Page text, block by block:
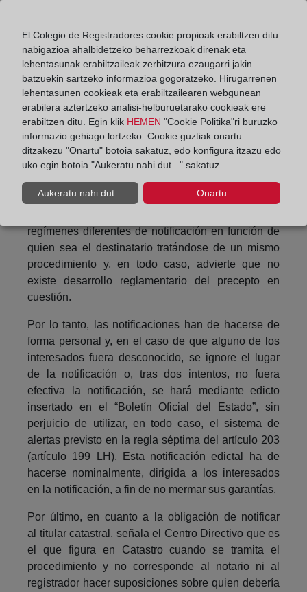
en cualesquiera otros que resulten del expediente.”
En consecuencia la DGRN interpreta que no son de
aplicación las normas generales previstas en el
Reglamento Notarial, sino el régimen específico de
notificaciones previsto en la Ley Hipotecaria, el cual
resulta también de aplicación en cuanto al titular
catastral y la persona de la que proceden los
bienes y demás notificaciones previstas a pesar de
que el primer párrafo del artículo 203 regla quinta
LH se refiere a “la forma prevenida
reglamentariamente”. Entiende el Centro Directivo
regímenes diferentes de notificación en función de
quien sea el destinatario tratándose de un mismo
procedimiento y, en todo caso, advierte que no
existe desarrollo reglamentario del precepto en
cuestión.
Por lo tanto, las notificaciones han de hacerse de
forma personal y, en el caso de que alguno de los
interesados fuera desconocido, se ignore el lugar
de la notificación o, tras dos intentos, no fuera
efectiva la notificación, se hará mediante edicto
insertado en el “Boletín Oficial del Estado”, sin
perjuicio de utilizar, en todo caso, el sistema de
alertas previsto en la regla séptima del artículo 203
(artículo 199 LH). Esta notificación edictal ha de
hacerse nominalmente, dirigida a los interesados
en la notificación, a fin de no mermar sus garantías.
Por último, en cuanto a la obligación de notificar
al titular catastral, señala el Centro Directivo que es
el que figura en Catastro cuando se tramita el
procedimiento y no corresponde al notario ni al
registrador hacer suposiciones sobre quien debería
El Colegio de Registradores cookie propioak erabiltzen ditu:
nabigazioa ahalbidetzeko beharrezkoak direnak eta
lehentasunak erabiltzaileak zerbitzura ezaugarri jakin
batzuekin sartzeko informazioa gogoratzeko. Hirugarrenen
lehentasunen cookieak eta erabiltzailearen webgunean
erabilera aztertzeko analisi-helburuetarako cookieak ere
erabiltzen ditu. Egin klik HEMEN "Cookie Politika"ri buruzko
informazio gehiago lortzeko. Cookie guztiak onartu
ditzakezu "Onartu" botoia sakatuz, edo konfigura itzazu edo
uko egin botoia "Aukeratu nahi dut..." sakatuz.
Aukeratu nahi dut... Onartu